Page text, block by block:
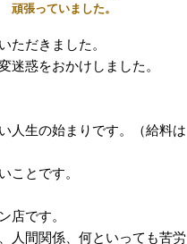
頑張っていました。
ただきました。
迷惑をおかけしました。
人生の始まりです。（給料は
ことです。
店です。
人間関係、何といっても苦労